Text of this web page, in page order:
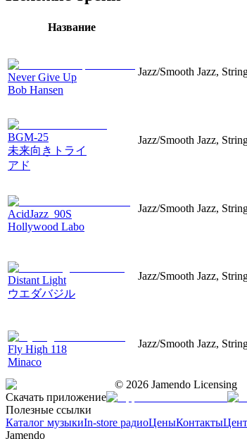
Название
Never Give Up
Bob Hansen
Jazz/Smooth Jazz,
BGM-25
未来向きトライ
アド
Jazz/Smooth Jazz,
AcidJazz_90S
Hollywood Labo
Jazz/Smooth Jazz,
Distant Light
ウエダバジル
Jazz/Smooth Jazz,
Fly High 118
Minaco
Jazz/Smooth Jazz,
© 2026 Jamendo Licensing
Скачать приложение
Полезные ссылки
Каталог музыкиIn-store радиоЦеныКонтакты
Jamendo